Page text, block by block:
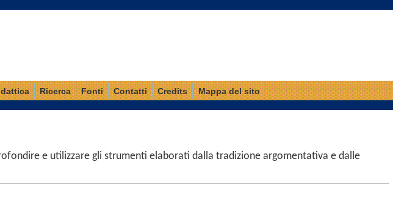
Ricerca Fonti Contatti Credits Mappa del sito
e utilizzare gli strumenti elaborati dalla tradizione argomentativa e dalle